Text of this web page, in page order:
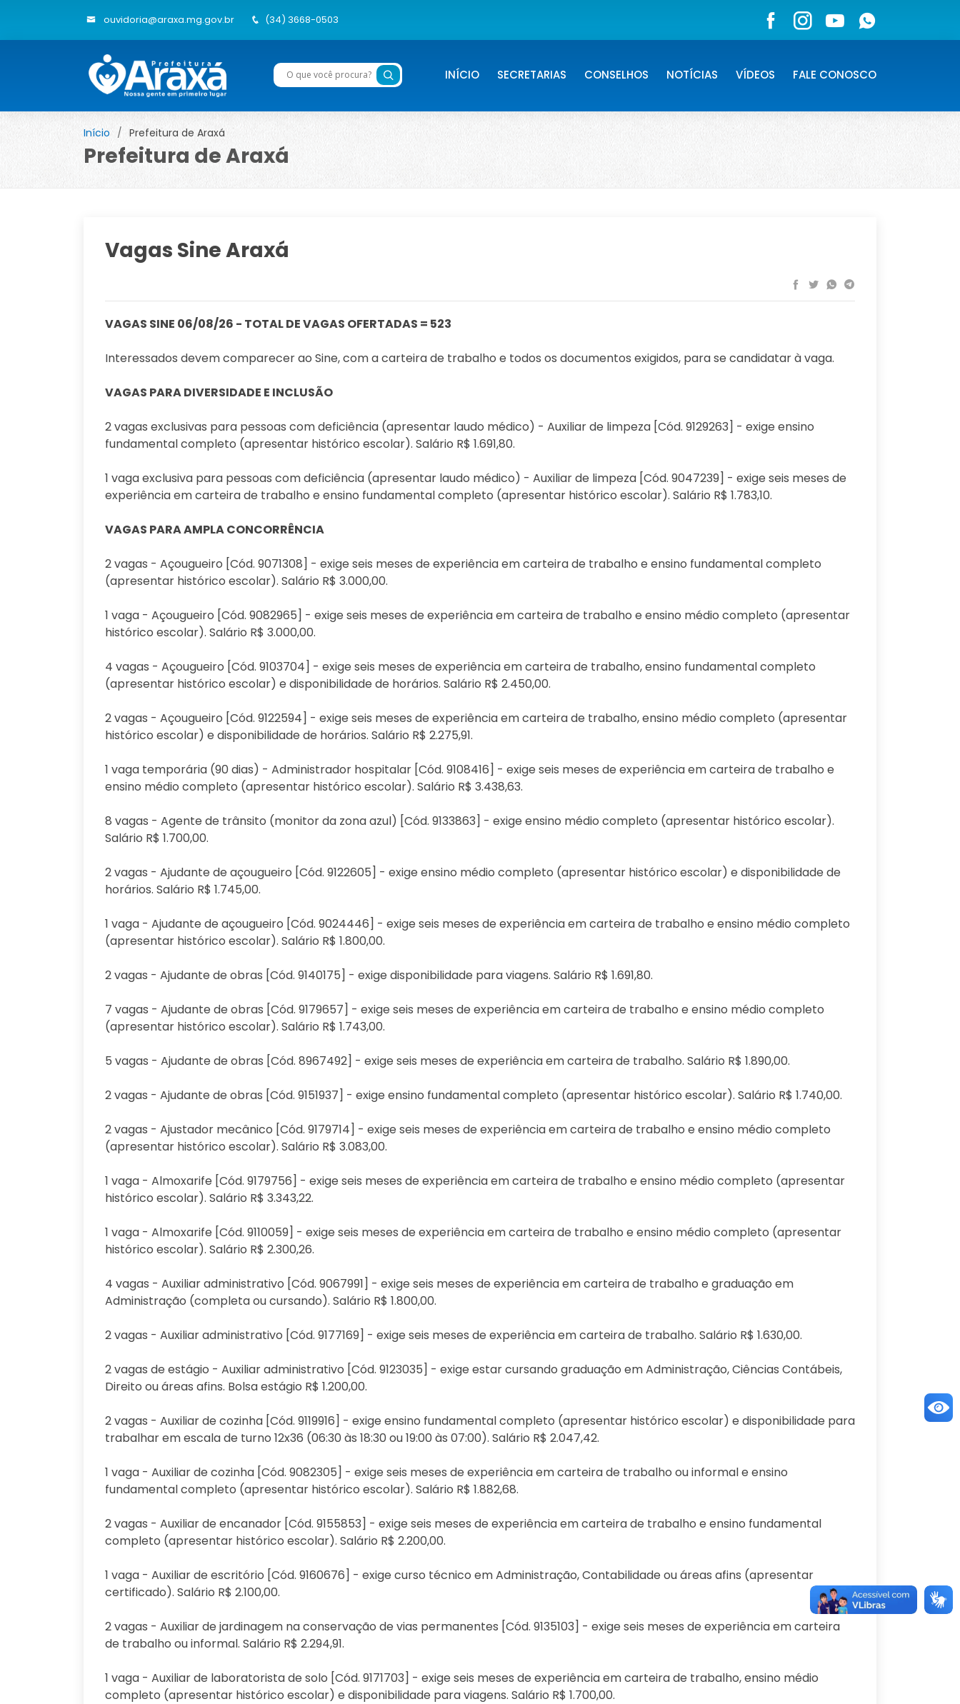
ouvidoria@araxa.mg.gov.br (34) 3668-0503
INÍCIO SECRETARIAS CONSELHOS NOTÍCIAS VÍDEOS FALE CONOSCO
Início Prefeitura de Araxá
Prefeitura de Araxá
Vagas Sine Araxá
VAGAS SINE 06/08/26 - TOTAL DE VAGAS OFERTADAS = 523
Interessados devem comparecer ao Sine, com a carteira de trabalho e todos os documentos exigidos, para se candidatar à vaga.
VAGAS PARA DIVERSIDADE E INCLUSÃO
2 vagas exclusivas para pessoas com deficiência (apresentar laudo médico) - Auxiliar de limpeza [Cód. 9129263] - exige ensino
fundamental completo (apresentar histórico escolar). Salário R$ 1.691,80.
1 vaga exclusiva para pessoas com deficiência (apresentar laudo médico) - Auxiliar de limpeza [Cód. 9047239] - exige seis meses de
experiência em carteira de trabalho e ensino fundamental completo (apresentar histórico escolar). Salário R$ 1.783,10.
VAGAS PARA AMPLA CONCORRÊNCIA
2 vagas - Açougueiro [Cód. 9071308] - exige seis meses de experiência em carteira de trabalho e ensino fundamental completo
(apresentar histórico escolar). Salário R$ 3.000,00.
1 vaga - Açougueiro [Cód. 9082965] - exige seis meses de experiência em carteira de trabalho e ensino médio completo (apresentar
histórico escolar). Salário R$ 3.000,00.
4 vagas - Açougueiro [Cód. 9103704] - exige seis meses de experiência em carteira de trabalho, ensino fundamental completo
(apresentar histórico escolar) e disponibilidade de horários. Salário R$ 2.450,00.
2 vagas - Açougueiro [Cód. 9122594] - exige seis meses de experiência em carteira de trabalho, ensino médio completo (apresentar
histórico escolar) e disponibilidade de horários. Salário R$ 2.275,91.
1 vaga temporária (90 dias) - Administrador hospitalar [Cód. 9108416] - exige seis meses de experiência em carteira de trabalho e
ensino médio completo (apresentar histórico escolar). Salário R$ 3.438,63.
8 vagas - Agente de trânsito (monitor da zona azul) [Cód. 9133863] - exige ensino médio completo (apresentar histórico escolar).
Salário R$ 1.700,00.
2 vagas - Ajudante de açougueiro [Cód. 9122605] - exige ensino médio completo (apresentar histórico escolar) e disponibilidade de
horários. Salário R$ 1.745,00.
1 vaga - Ajudante de açougueiro [Cód. 9024446] - exige seis meses de experiência em carteira de trabalho e ensino médio completo
(apresentar histórico escolar). Salário R$ 1.800,00.
2 vagas - Ajudante de obras [Cód. 9140175] - exige disponibilidade para viagens. Salário R$ 1.691,80.
7 vagas - Ajudante de obras [Cód. 9179657] - exige seis meses de experiência em carteira de trabalho e ensino médio completo
(apresentar histórico escolar). Salário R$ 1.743,00.
5 vagas - Ajudante de obras [Cód. 8967492] - exige seis meses de experiência em carteira de trabalho. Salário R$ 1.890,00.
2 vagas - Ajudante de obras [Cód. 9151937] - exige ensino fundamental completo (apresentar histórico escolar). Salário R$ 1.740,00.
2 vagas - Ajustador mecânico [Cód. 9179714] - exige seis meses de experiência em carteira de trabalho e ensino médio completo
(apresentar histórico escolar). Salário R$ 3.083,00.
1 vaga - Almoxarife [Cód. 9179756] - exige seis meses de experiência em carteira de trabalho e ensino médio completo (apresentar
histórico escolar). Salário R$ 3.343,22.
1 vaga - Almoxarife [Cód. 9110059] - exige seis meses de experiência em carteira de trabalho e ensino médio completo (apresentar
histórico escolar). Salário R$ 2.300,26.
4 vagas - Auxiliar administrativo [Cód. 9067991] - exige seis meses de experiência em carteira de trabalho e graduação em
Administração (completa ou cursando). Salário R$ 1.800,00.
2 vagas - Auxiliar administrativo [Cód. 9177169] - exige seis meses de experiência em carteira de trabalho. Salário R$ 1.630,00.
2 vagas de estágio - Auxiliar administrativo [Cód. 9123035] - exige estar cursando graduação em Administração, Ciências Contábeis,
Direito ou áreas afins. Bolsa estágio R$ 1.200,00.
2 vagas - Auxiliar de cozinha [Cód. 9119916] - exige ensino fundamental completo (apresentar histórico escolar) e disponibilidade para
trabalhar em escala de turno 12x36 (06:30 às 18:30 ou 19:00 às 07:00). Salário R$ 2.047,42.
1 vaga - Auxiliar de cozinha [Cód. 9082305] - exige seis meses de experiência em carteira de trabalho ou informal e ensino
fundamental completo (apresentar histórico escolar). Salário R$ 1.882,68.
2 vagas - Auxiliar de encanador [Cód. 9155853] - exige seis meses de experiência em carteira de trabalho e ensino fundamental
completo (apresentar histórico escolar). Salário R$ 2.200,00.
1 vaga - Auxiliar de escritório [Cód. 9160676] - exige curso técnico em Administração, Contabilidade ou áreas afins (apresentar
certificado). Salário R$ 2.100,00.
2 vagas - Auxiliar de jardinagem na conservação de vias permanentes [Cód. 9135103] - exige seis meses de experiência em carteira
de trabalho ou informal. Salário R$ 2.294,91.
1 vaga - Auxiliar de laboratorista de solo [Cód. 9171703] - exige seis meses de experiência em carteira de trabalho, ensino médio
completo (apresentar histórico escolar) e disponibilidade para viagens. Salário R$ 1.700,00.